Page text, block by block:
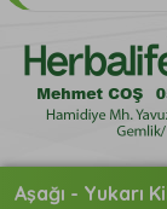
Aşağı - Yukarı